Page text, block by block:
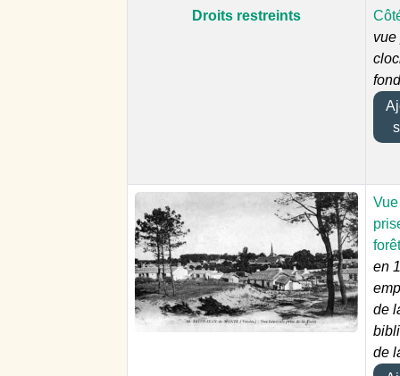
Droits restreints
vue
forêt
en
de
de